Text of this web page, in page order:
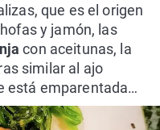
que es el origen
y jamón, las
con aceitunas, la
similar al ajo
está emparentada…